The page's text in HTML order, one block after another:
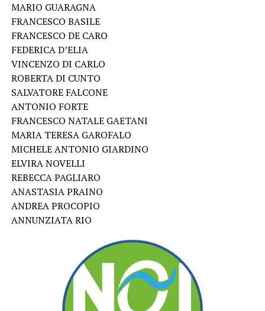
MARIO GUARAGNA
FRANCESCO BASILE
FRANCESCO DE CARO
FEDERICA D’ELIA
VINCENZO DI CARLO
ROBERTA DI CUNTO
SALVATORE FALCONE
ANTONIO FORTE
FRANCESCO NATALE GAETANI
MARIA TERESA GAROFALO
MICHELE ANTONIO GIARDINO
ELVIRA NOVELLI
REBECCA PAGLIARO
ANASTASIA PRAINO
ANDREA PROCOPIO
ANNUNZIATA RIO